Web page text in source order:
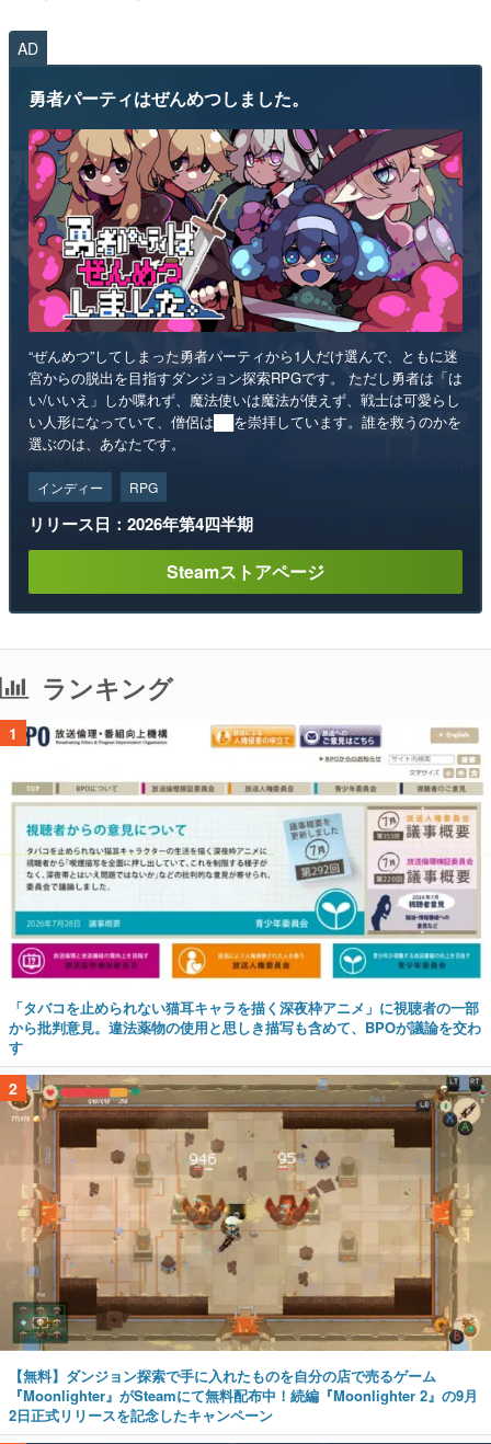
AD
勇者パーティはぜんめつしました。
“ぜんめつ”してしまった勇者パーティから1人だけ選んで、ともに迷
宮からの脱出を目指すダンジョン探索RPGです。 ただし勇者は「は
い/いいえ」しか喋れず、魔法使いは魔法が使えず、戦士は可愛らし
い人形になっていて、僧侶は██を崇拝しています。誰を救うのかを
選ぶのは、あなたです。
インディー RPG
リリース日：2026年第4四半期
Steamストアページ
ランキング
1
「タバコを止められない猫耳キャラを描く深夜枠アニメ」に視聴者の一部
から批判意見。違法薬物の使用と思しき描写も含めて、BPOが議論を交わ
す
2
【無料】ダンジョン探索で手に入れたものを自分の店で売るゲーム
『Moonlighter』がSteamにて無料配布中！続編『Moonlighter 2』の9月
2日正式リリースを記念したキャンペーン